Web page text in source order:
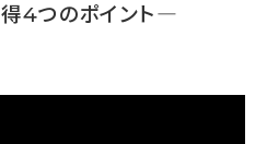
4つのポイント―